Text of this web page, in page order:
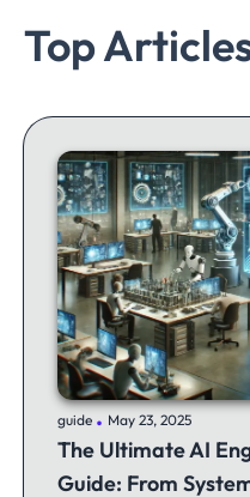
Top
guide .May 23, 2025
The Ultimate AI
Guide: From